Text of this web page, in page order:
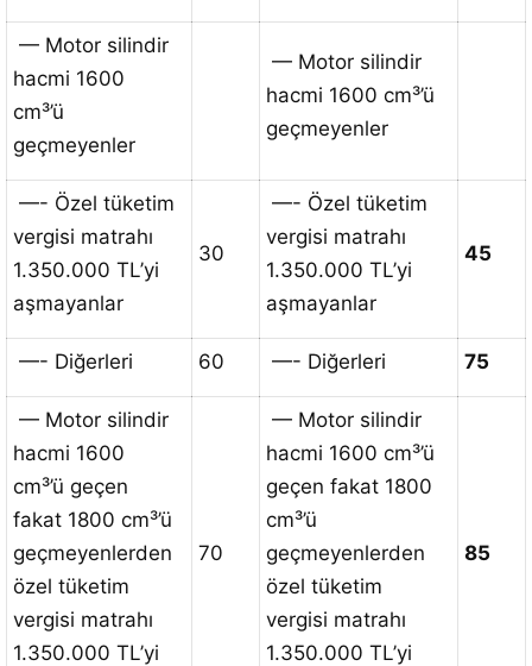
— Motor silindir
hacmi 1600
cm³’ü
geçmeyenler
— Motor silindir
hacmi 1600 cm³’ü
geçmeyenler
—- Özel tüketim
vergisi matrahı
1.350.000 TL’yi
aşmayanlar
30
—- Özel tüketim
vergisi matrahı
1.350.000 TL’yi
aşmayanlar
45
—- Diğerleri 60 —- Diğerleri 75
— Motor silindir
hacmi 1600
cm³’ü geçen
fakat 1800 cm³’ü
geçmeyenlerden
özel tüketim
vergisi matrahı
1.350.000 TL’yi
70
— Motor silindir
hacmi 1600 cm³’ü
geçen fakat 1800
cm³’ü
geçmeyenlerden
özel tüketim
vergisi matrahı
1.350.000 TL’yi
85